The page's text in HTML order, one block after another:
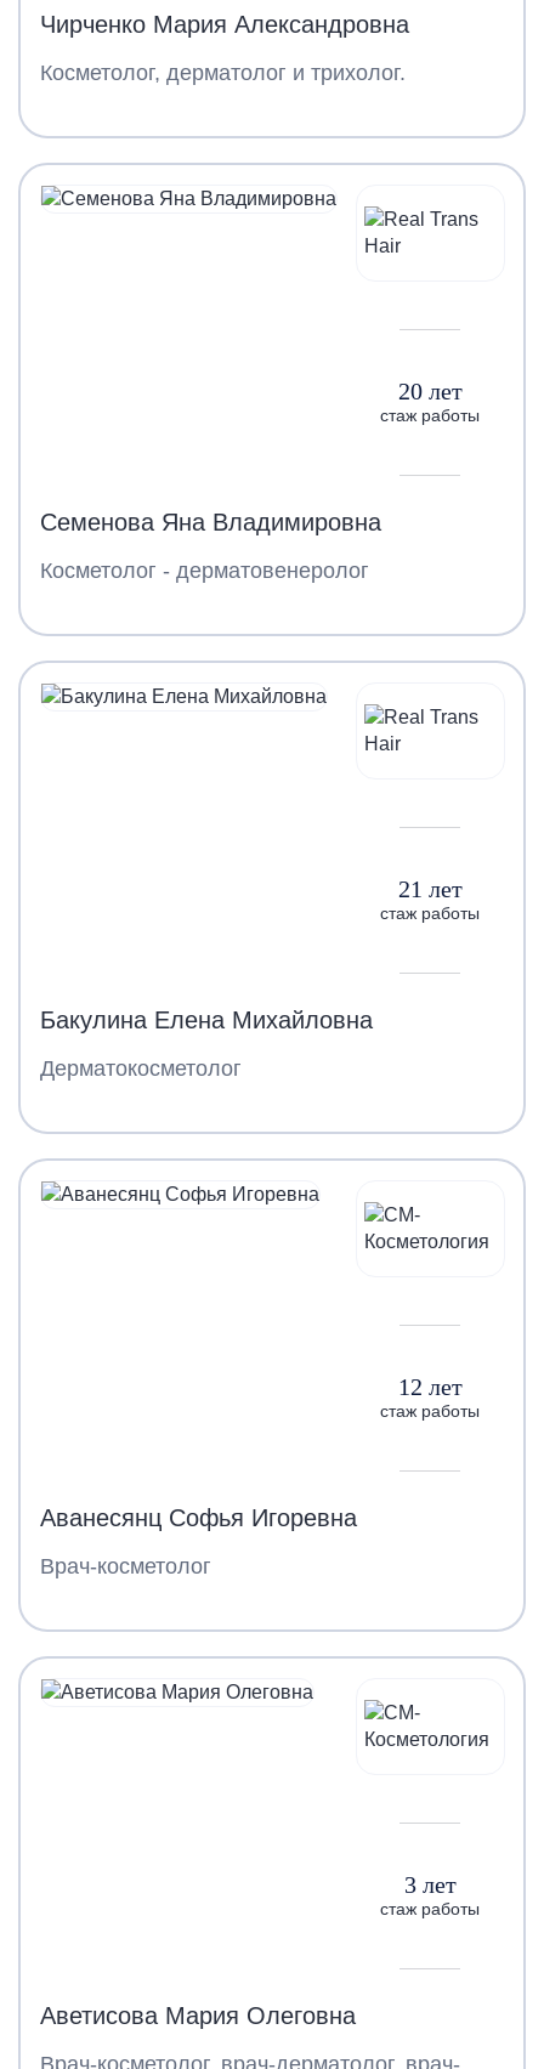
Чирченко Мария Александровна
Косметолог, дерматолог и трихолог.
20 лет
стаж работы
Семенова Яна Владимировна
Косметолог - дерматовенеролог
21 лет
стаж работы
Бакулина Елена Михайловна
Дерматокосметолог
12 лет
стаж работы
Аванесянц Софья Игоревна
Врач-косметолог
3 лет
стаж работы
Аветисова Мария Олеговна
Врач-косметолог, врач-дерматолог, врач-